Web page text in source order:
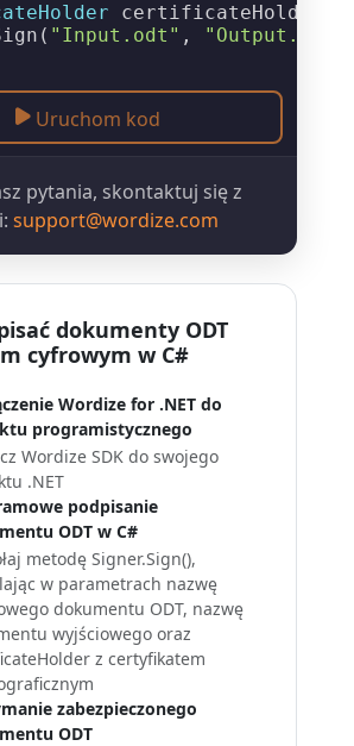
certificateHolder
( "Input.odt" , "Output.odt"
Uruchom kod
pytania, skontaktuj się z
support@wordize.com
dokumenty ODT
cyfrowym w C#
Wordize for .NET do
programistycznego
Wordize SDK do swojego
.NET
podpisanie
ODT w C#
metodę Signer.Sign(),
w parametrach nazwę
dokumentu ODT, nazwę
wyjściowego oraz
z certyfikatem
zabezpieczonego
ODT